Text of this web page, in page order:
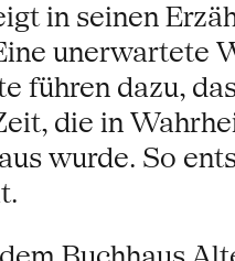
in seinen
unerwartete
führen dazu,
die in
wurde. So